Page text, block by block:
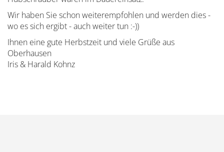
Wir haben Sie schon weiterempfohlen und werden dies -
wo es sich ergibt - auch weiter tun :-))
Ihnen eine gute Herbstzeit und viele Grüße aus
Oberhausen
Iris & Harald Kohnz